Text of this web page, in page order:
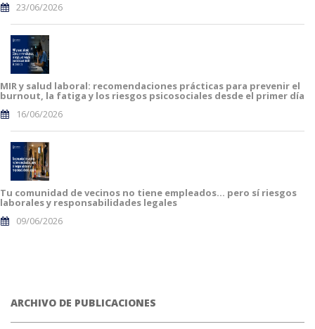
23/06/2026
MIR y salud laboral: recomendaciones prácticas para prevenir el
burnout, la fatiga y los riesgos psicosociales desde el primer día
16/06/2026
Tu comunidad de vecinos no tiene empleados… pero sí riesgos
laborales y responsabilidades legales
09/06/2026
ARCHIVO DE PUBLICACIONES